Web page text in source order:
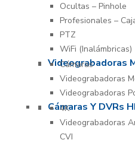
Ocultas – Pinhole
Profesionales –
PTZ
WiFi (Inalámbricas)
Videograbadoras
Cámaras
Videograbadoras
Videograbadoras
Cámaras Y DVRs
4K
Videograbadoras
CVI